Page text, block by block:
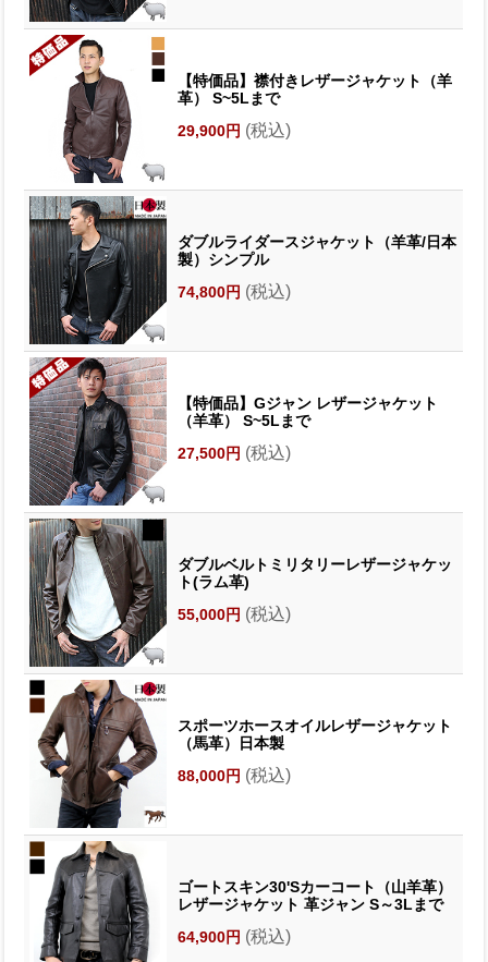
【特価品】襟付きレザージャケット（羊
革） S~5Lまで
29,900円 (税込)
ダブルライダースジャケット（羊革/日本
製）シンプル
74,800円 (税込)
【特価品】Gジャン レザージャケット
（羊革） S~5Lまで
27,500円 (税込)
ダブルベルトミリタリーレザージャケッ
ト(ラム革)
55,000円 (税込)
スポーツホースオイルレザージャケット
（馬革）日本製
88,000円 (税込)
ゴートスキン30'Sカーコート（山羊革）
レザージャケット 革ジャン S～3Lまで
64,900円 (税込)